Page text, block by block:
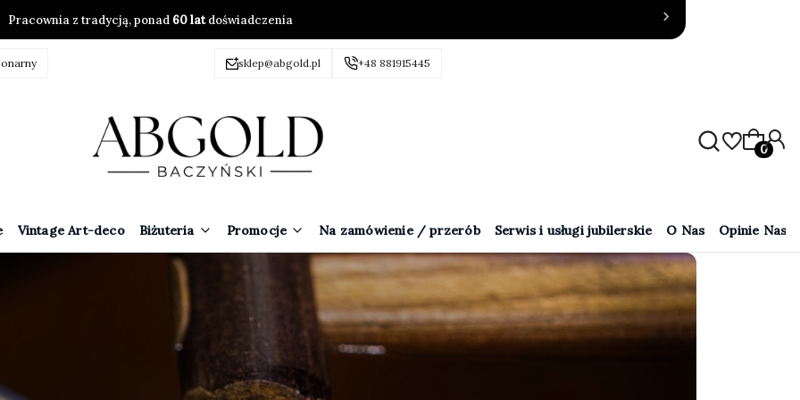
Pracownia z tradycją, ponad 60 latdoświadczenia
sklep@abgold.pl +48 881915445
Vintage Art-deco Biżuteria Promocje Na zamówienie / przerób Serwis i usługi jubilerskie O Nas Opinie